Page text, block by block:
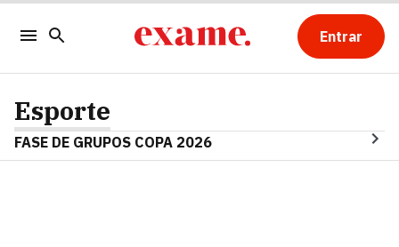
Entrar
Esporte
FASE DE GRUPOS COPA 2026